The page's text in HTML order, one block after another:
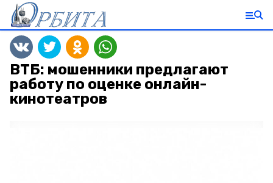
ВТБ: мошенники предлагают
работу по оценке онлайн-
кинотеатров